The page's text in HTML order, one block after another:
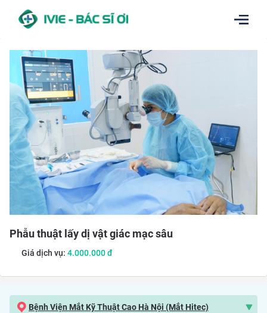
Phẫu thuật lấy dị vật giác mạc sâu
Giá dịch vụ: 4.000.000đ
Bệnh Viện Mắt Kỹ Thuật Cao Hà Nội (Mắt Hitec)